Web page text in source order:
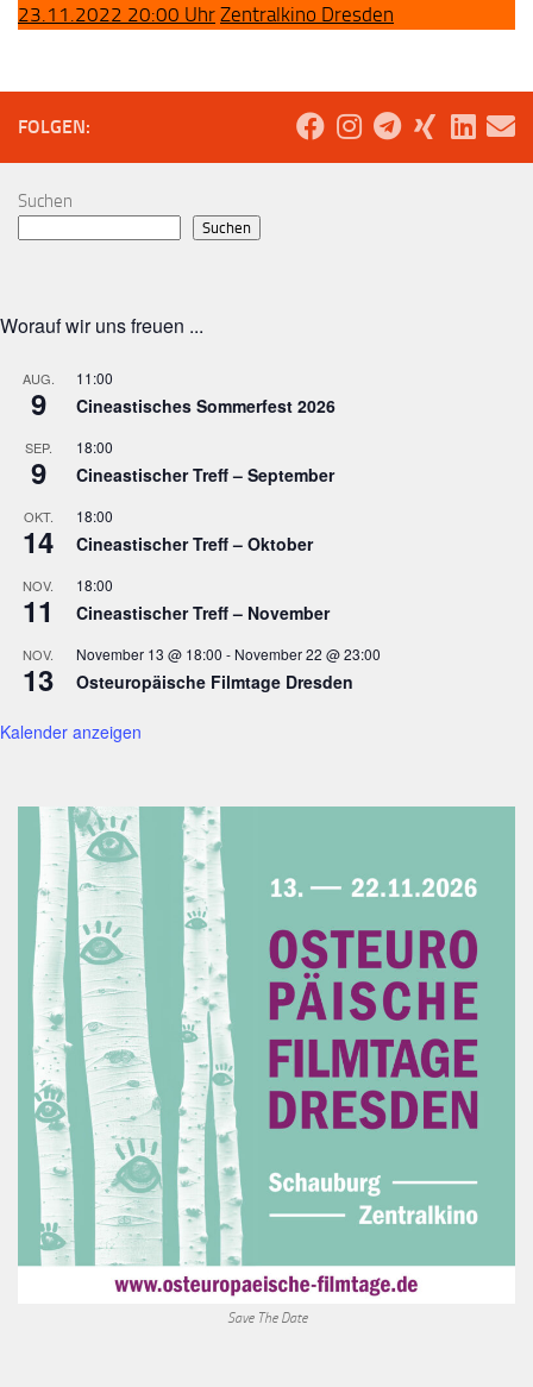
23.11.2022 20:00 Uhr Zentralkino Dresden
FOLGEN:
Suchen
Suchen
Worauf wir uns freuen ...
AUG.
9
11:00
Cineastisches Sommerfest 2026
SEP.
9
18:00
Cineastischer Treff – September
OKT.
14
18:00
Cineastischer Treff – Oktober
NOV.
11
18:00
Cineastischer Treff – November
NOV.
13
November 13 @ 18:00 - November 22 @ 23:00
Osteuropäische Filmtage Dresden
Kalender anzeigen
Save The Date